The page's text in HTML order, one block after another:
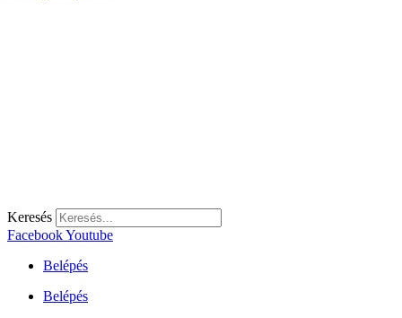
Keresés
FacebookYoutube
Belépés
Belépés